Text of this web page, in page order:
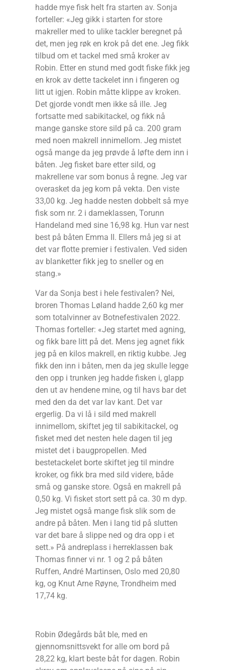
hadde mye fisk helt fra starten av. Sonja
forteller: «Jeg gikk i starten for store
makreller med to ulike tackler beregnet på
det, men jeg røk en krok på det ene. Jeg fikk
tilbud om et tackel med små kroker av
Robin. Etter en stund med godt fiske fikk jeg
en krok av dette tackelet inn i fingeren og
litt ut igjen. Robin måtte klippe av kroken.
Det gjorde vondt men ikke så ille. Jeg
fortsatte med sabikitackel, og fikk nå
mange ganske store sild på ca. 200 gram
med noen makrell innimellom. Jeg mistet
også mange da jeg prøvde å løfte dem inn i
båten. Jeg fisket bare etter sild, og
makrellene var som bonus å regne. Jeg var
overasket da jeg kom på vekta. Den viste
33,00 kg. Jeg hadde nesten dobbelt så mye
fisk som nr. 2 i dameklassen, Torunn
Handeland med sine 16,98 kg. Hun var nest
best på båten Emma II. Ellers må jeg si at
det var flotte premier i festivalen. Ved siden
av blanketter fikk jeg to sneller og en
stang.»
Var da Sonja best i hele festivalen? Nei,
broren Thomas Løland hadde 2,60 kg mer
som totalvinner av Botnefestivalen 2022.
Thomas forteller: «Jeg startet med agning,
og fikk bare litt på det. Mens jeg agnet fikk
jeg på en kilos makrell, en riktig kubbe. Jeg
fikk den inn i båten, men da jeg skulle legge
den opp i trunken jeg hadde fisken i, glapp
den ut av hendene mine, og til havs bar det
med den da det var lav kant. Det var
ergerlig. Da vi lå i sild med makrell
innimellom, skiftet jeg til sabikitackel, og
fisket med det nesten hele dagen til jeg
mistet det i baugpropellen. Med
bestetackelet borte skiftet jeg til mindre
kroker, og fikk bra med sild videre, både
små og ganske store. Også en makrell på
0,50 kg. Vi fisket stort sett på ca. 30 m dyp.
Jeg mistet også mange fisk slik som de
andre på båten. Men i lang tid på slutten
var det bare å slippe ned og dra opp i et
sett.» På andreplass i herreklassen bak
Thomas finner vi nr. 1 og 2 på båten
Ruffen, André Martinsen, Oslo med 20,80
kg, og Knut Arne Røyne, Trondheim med
17,74 kg.
Robin Ødegårds båt ble, med en
gjennomsnittsvekt for alle om bord på
28,22 kg, klart beste båt for dagen. Robin